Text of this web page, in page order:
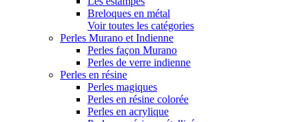
Breloques en métal
Voir toutes les catégories
Perles Murano et Indienne
Perles façon Murano
Perles de verre indienne
Perles en résine
Perles magiques
Perles en résine colorée
Perles en acrylique